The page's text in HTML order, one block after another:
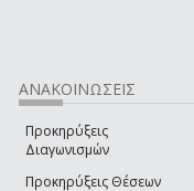
ΑΝΑΚΟΙΝΩΣΕΙΣ
Προκηρύξεις
Διαγωνισμών
Προκηρύξεις Θέσεων